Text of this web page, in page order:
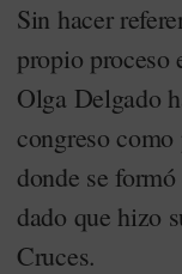
Sin hacer
propio proceso
Olga Delgado
congreso
donde se
dado que hizo
Cruces.